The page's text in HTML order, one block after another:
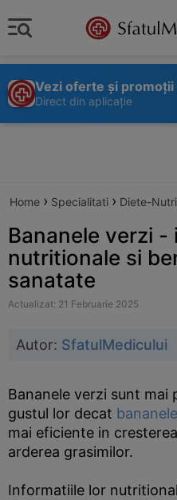
Vezi oferte și promoții
Direct din aplicație
Home › Specialitati › Diete-
Bananele verzi -
nutritionale si
sanatate
Actualizat: 21 Februarie 2025
Autor: SfatulMedicului
Bananele verzi sunt mai
gustul lor decat bananele
mai eficiente in
arderea grasimilor.
Informatiile lor